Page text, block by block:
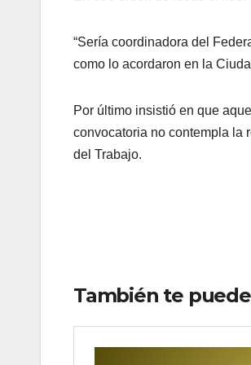
“Sería coordinadora del
como lo acordaron en la
Por último insistió en que
convocatoria no contempla la
del Trabajo.
También te